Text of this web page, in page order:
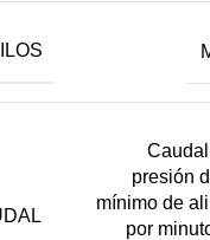
presión
mínimo de
por